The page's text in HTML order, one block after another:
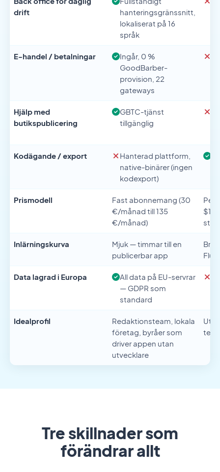
drift
hanteringsgränssnitt,
lokaliserat på 16
språk
E-handel / betalningar
Ingår, 0 %
GoodBarber-
provision, 22
gateways
Hjälp med
butikspublicering
GBTC-tjänst
tillgänglig
Kodägande / export
Hanterad plattform,
native-binärer (ingen
kodexport)
Prismodell
Fast abonnemang (30
€/månad till 135
€/månad)
Per
Inlärningskurva
Mjuk — timmar till en
publicerbar app
Data lagrad i Europa
All data på EU-servrar
— GDPR som
standard
Idealprofil
Redaktionsteam, lokala
företag, byråer som
driver appen utan
utvecklare
Tre skillnader som
förändrar allt